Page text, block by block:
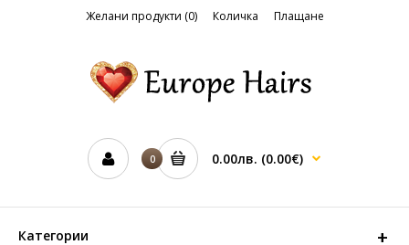
Желани продукти (0) Количка Плащане
0 0.00лв. (0.00€)
Категории